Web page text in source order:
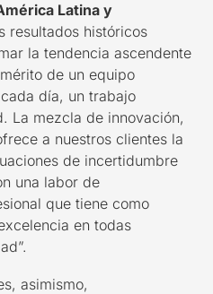
Latina y
resultados históricos
la tendencia ascendente
de un equipo
día, un trabajo
La mezcla de innovación,
a nuestros clientes la
de incertidumbre
una labor de
que tiene como
en todas
asimismo,